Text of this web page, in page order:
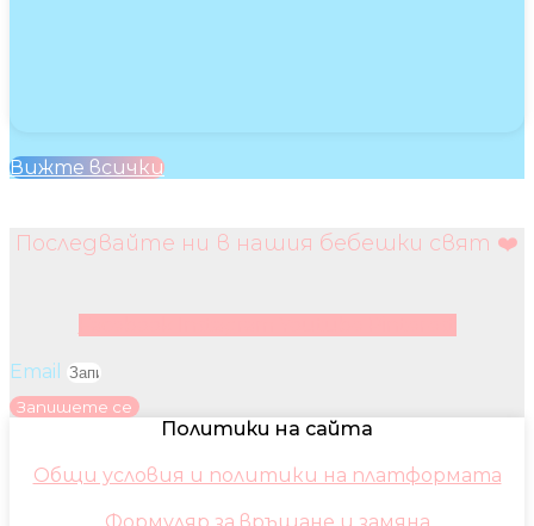
Вижте всички
Последвайте ни в нашия бебешки свят ❤️
Email
Запишете се
Политики на сайта
Общи условия и политики на платформата